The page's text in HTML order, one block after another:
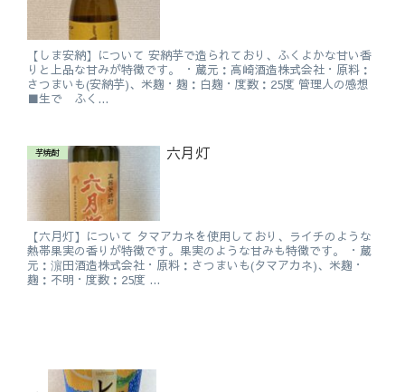
【しま安納】について 安納芋で造られており、ふくよかな甘い香
りと上品な甘みが特徴です。 ・蔵元：高崎酒造株式会社・原料：
さつまいも(安納芋)、米麹・麹：白麹・度数：25度 管理人の感想
■生で ふく...
芋焼酎 六月灯
【六月灯】について タマアカネを使用しており、ライチのような
熱帯果実の香りが特徴です。果実のような甘みも特徴です。 ・蔵
元：濵田酒造株式会社・原料：さつまいも(タマアカネ)、米麹・
麹：不明・度数：25度 ...